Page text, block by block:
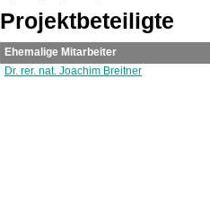
Projektbeteiligte
Ehemalige Mitarbeiter
Dr. rer. nat. Joachim Breitner